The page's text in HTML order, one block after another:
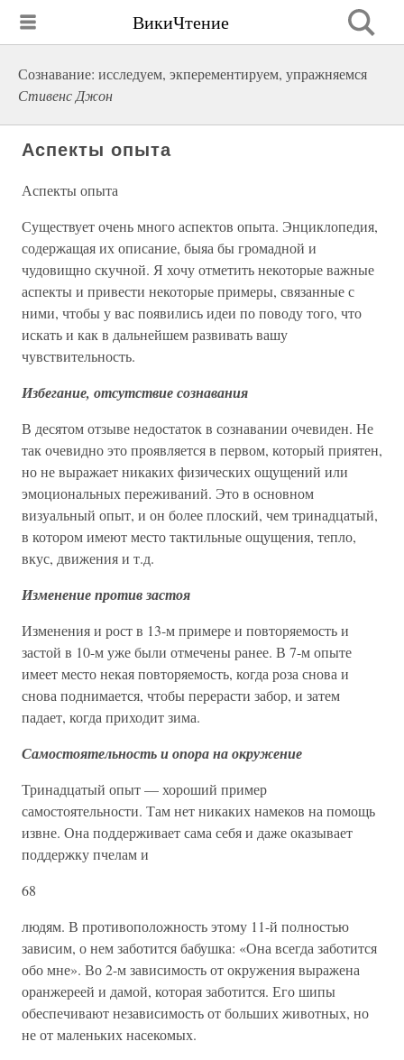
ВикиЧтение
Сознавание: исследуем, экперементируем, упражняемся
Стивенс Джон
Аспекты опыта
Аспекты опыта
Существует очень много аспектов опыта. Энциклопедия,
содержащая их описание, быяа бы громадной и
чудовищно скучной. Я хочу отметить некоторые важные
аспекты и привести некоторые примеры, связанные с
ними, чтобы у вас появились идеи по поводу того, что
искать и как в дальнейшем развивать вашу
чувствительность.
Избегание, отсутствие сознавания
В десятом отзыве недостаток в сознавании очевиден. Не
так очевидно это проявляется в первом, который приятен,
но не выражает никаких физических ощущений или
эмоциональных переживаний. Это в основном
визуальный опыт, и он более плоский, чем тринадцатый,
в котором имеют место тактильные ощущения, тепло,
вкус, движения и т.д.
Изменение против застоя
Изменения и рост в 13-м примере и повторяемость и
застой в 10-м уже были отмечены ранее. В 7-м опыте
имеет место некая повторяемость, когда роза снова и
снова поднимается, чтобы перерасти забор, и затем
падает, когда приходит зима.
Самостоятельность и опора на окружение
Тринадцатый опыт — хороший пример
самостоятельности. Там нет никаких намеков на помощь
извне. Она поддерживает сама себя и даже оказывает
поддержку пчелам и
68
людям. В противоположность этому 11-й полностью
зависим, о нем заботится бабушка: «Она всегда заботится
обо мне». Во 2-м зависимость от окружения выражена
оранжереей и дамой, которая заботится. Его шипы
обеспечивают независимость от больших животных, но
не от маленьких насекомых.